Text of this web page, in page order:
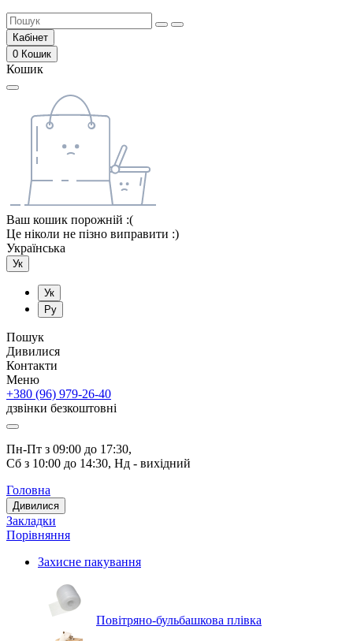
Кабінет
0 Кошик
Кошик
Ваш кошик порожній :(
Це ніколи не пізно виправити :)
Українська
Ук
Ук
Ру
Пошук
Дивилися
Контакти
Меню
+380 (96) 979-26-40
дзвінки безкоштовні
Пн-Пт з 09:00 до 17:30,
Сб з 10:00 до 14:30, Нд - вихідний
Головна
Дивилися
Закладки
Порівняння
Захисне пакування
Повітряно-бульбашкова плівка